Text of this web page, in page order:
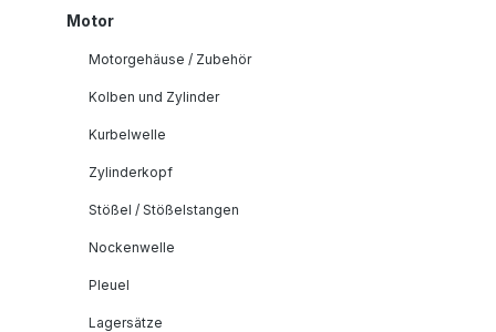
Motor
Motorgehäuse / Zubehör
Kolben und Zylinder
Kurbelwelle
Zylinderkopf
Stößel / Stößelstangen
Nockenwelle
Pleuel
Lagersätze